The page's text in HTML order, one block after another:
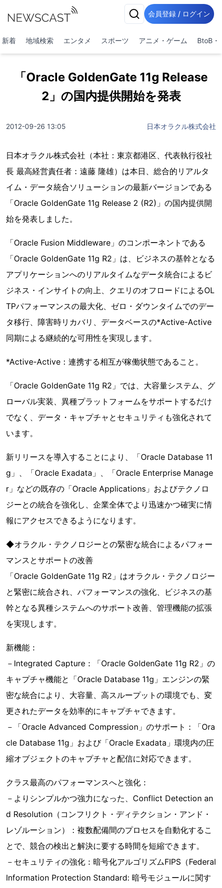
会員登録 / ログイン
新着 地域検索 エンタメ スポーツ アニメ・ゲーム BtoB・
「Oracle GoldenGate 11g Release
2」の国内提供開始を発表
2012-09-26 13:05 日本オラクル株式会社
日本オラクル株式会社（本社：東京都港区、代表執行役社
長 最高経営責任者：遠藤 隆雄）は本日、総合的リアルタ
イム・データ統合ソリューションの最新バージョンである
「Oracle GoldenGate 11g Release 2 (R2)」の国内提供開
始を発表しました。
「Oracle Fusion Middleware」のコンポーネントである
「Oracle GoldenGate 11g R2」は、ビジネスの基幹となる
アプリケーションへのリアルタイムなデータ統合によるビ
ジネス・インサイトの向上、クエリのオフロードによるOL
TPパフォーマンスの最大化、ゼロ・ダウンタイムでのデー
タ移行、障害時リカバリ、データベースの*Active-Active
同期による継続的な可用性を実現します。
*Active-Active：連携する相互が稼働状態であること。
「Oracle GoldenGate 11g R2」では、大容量システム、グ
ローバル実装、異種プラットフォームをサポートするだけ
でなく、データ・キャプチャとセキュリティも強化されて
います。
新リリースを導入することにより、「Oracle Database 11
g」、「Oracle Exadata」、「Oracle Enterprise Manage
r」などの既存の「Oracle Applications」およびテクノロ
ジーとの統合を強化し、企業全体でより迅速かつ確実に情
報にアクセスできるようになります。
◆オラクル・テクノロジーとの緊密な統合によるパフォー
マンスとサポートの改善
「Oracle GoldenGate 11g R2」はオラクル・テクノロジー
と緊密に統合され、パフォーマンスの強化、ビジネスの基
幹となる異種システムへのサポート改善、管理機能の拡張
を実現します。
新機能：
－Integrated Capture：「Oracle GoldenGate 11g R2」の
キャプチャ機能と「Oracle Database 11g」エンジンの緊
密な統合により、大容量、高スループットの環境でも、変
更されたデータを効率的にキャプチャできます。
­－「Oracle Advanced Compression」のサポート：「Ora
cle Database 11g」および「Oracle Exadata」環境内の圧
縮オブジェクトのキャプチャと配信に対応できます。
クラス最高のパフォーマンスへと強化：
－よりシンプルかつ強力になった、Conflict Detection an
d Resolution（コンフリクト・ディテクション・アンド・
レゾルーション）：複数配備間のプロセスを自動化するこ
とで、競合の検出と解決に要する時間を短縮できます。
－セキュリティの強化：暗号化アルゴリズムFIPS（Federal
Information Protection Standard: 暗号モジュールに関す